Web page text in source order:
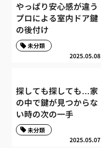
やっぱり安心感が違う
プロによる室内ドア鍵
の後付け
2025.05.08
未分類
探しても探しても…家
の中で鍵が見つからな
い時の次の一手
2025.05.07
未分類